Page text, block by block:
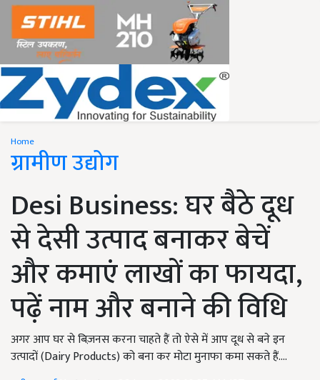
Home
ग्रामीण उद्योग
Desi Business: घर बैठे दूध
से देसी उत्पाद बनाकर बेचें
और कमाएं लाखों का फायदा,
पढ़ें नाम और बनाने की विधि
अगर आप घर से बिज़नस करना चाहते हैं तो ऐसे में आप दूध से बने इन
उत्पादों (Dairy Products) को बना कर मोटा मुनाफा कमा सकते हैं....